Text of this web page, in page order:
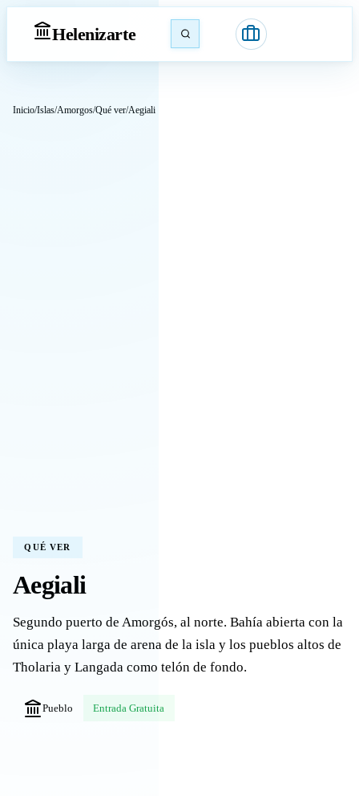
Helenizarte
Inicio/Islas/Amorgos/Qué ver/Aegiali
QUÉ VER
Aegiali
Segundo puerto de Amorgós, al norte. Bahía abierta con la
única playa larga de arena de la isla y los pueblos altos de
Tholaria y Langada como telón de fondo.
Pueblo Entrada Gratuita